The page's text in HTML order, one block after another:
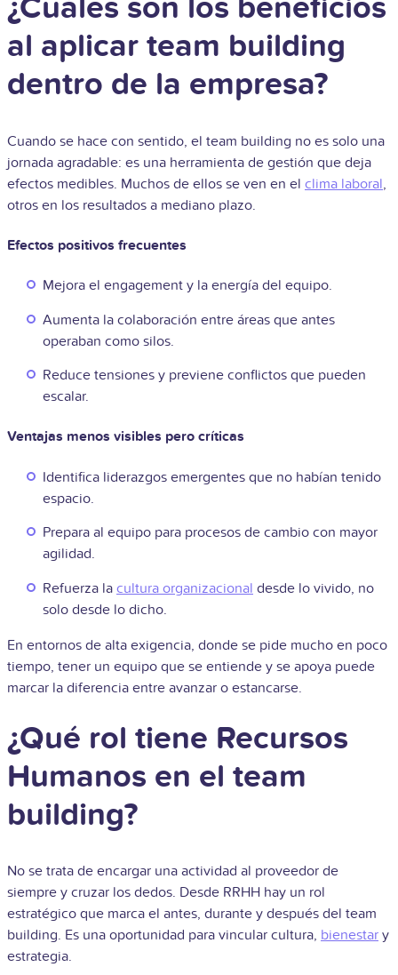
¿Cuáles son los beneficios
al aplicar team building
dentro de la empresa?
Cuando se hace con sentido, el team building no es solo una
jornada agradable: es una herramienta de gestión que deja
efectos medibles. Muchos de ellos se ven en el clima laboral,
otros en los resultados a mediano plazo.
Efectos positivos frecuentes
Mejora el engagement y la energía del equipo.
Aumenta la colaboración entre áreas que antes
operaban como silos.
Reduce tensiones y previene conflictos que pueden
escalar.
Ventajas menos visibles pero críticas
Identifica liderazgos emergentes que no habían tenido
espacio.
Prepara al equipo para procesos de cambio con mayor
agilidad.
Refuerza la cultura organizacional desde lo vivido, no
solo desde lo dicho.
En entornos de alta exigencia, donde se pide mucho en poco
tiempo, tener un equipo que se entiende y se apoya puede
marcar la diferencia entre avanzar o estancarse.
¿Qué rol tiene Recursos
Humanos en el team
building?
No se trata de encargar una actividad al proveedor de
siempre y cruzar los dedos. Desde RRHH hay un rol
estratégico que marca el antes, durante y después del team
building. Es una oportunidad para vincular cultura, bienestar y
estrategia.